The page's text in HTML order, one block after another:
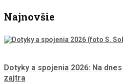
Najnovšie
Dotyky a spojenia 2026: Na
zajtra